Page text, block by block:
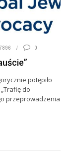
7896 0
potępiło
do
przeprowadzenia